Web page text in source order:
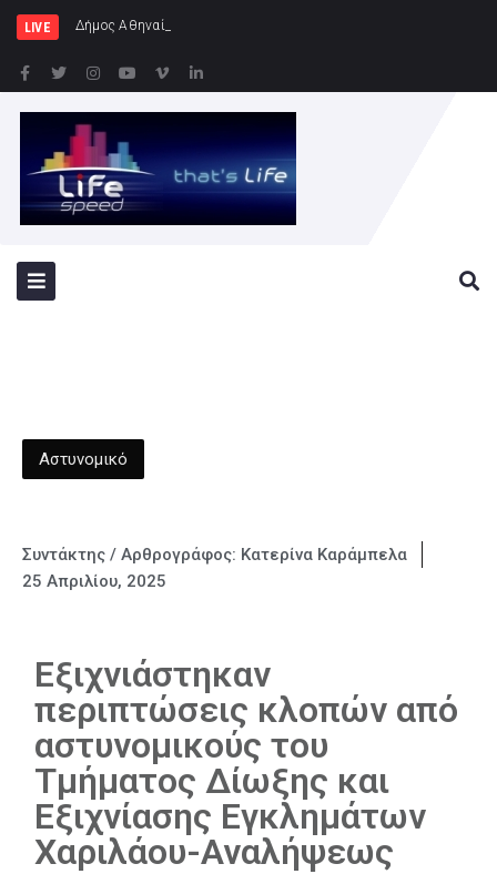
LIVE Δήμος Αθηναίων: Συνεχίζονται οι εν
Αστυνομικό
Συντάκτης / Αρθρογράφος: Κατερίνα Καράμπελα
25 Απριλίου, 2025
Εξιχνιάστηκαν
περιπτώσεις κλοπών από
αστυνομικούς του
Τμήματος Δίωξης και
Εξιχνίασης Εγκλημάτων
Χαριλάου-Αναλήψεως